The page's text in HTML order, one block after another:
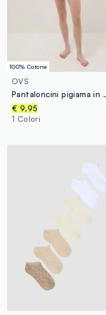
100% Cotone
OVS
Pantaloncini
€ 9,95
1 Colori